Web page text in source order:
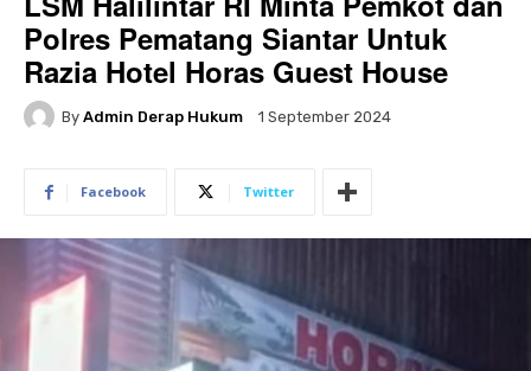
Polres Pematang Siantar Untuk
Razia Hotel Horas Guest House
By Admin Derap Hukum 1 September 2024
Facebook Twitter